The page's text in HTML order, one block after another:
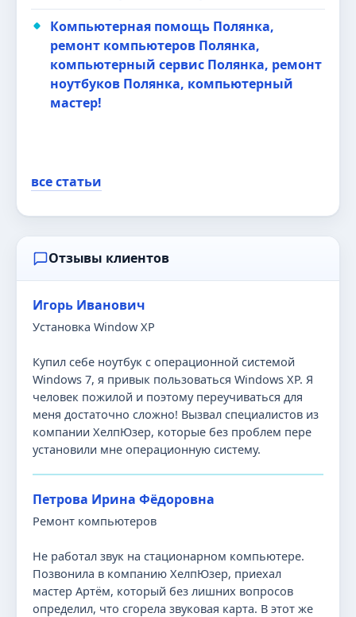
Компьютерная помощь Полянка,
ремонт компьютеров Полянка,
компьютерный сервис Полянка, ремонт
ноутбуков Полянка, компьютерный
мастер!
все статьи
Отзывы клиентов
Игорь Иванович
Установка Window XP
Купил себе ноутбук с операционной системой
Windows 7, я привык пользоваться Windows XP. Я
человек пожилой и поэтому переучиваться для
меня достаточно сложно! Вызвал специалистов из
компании ХелпЮзер, которые без проблем пере
установили мне операционную систему.
Петрова Ирина Фёдоровна
Ремонт компьютеров
Не работал звук на стационарном компьютере.
Позвонила в компанию ХелпЮзер, приехал
мастер Артём, который без лишних вопросов
определил, что сгорела звуковая карта. В этот же